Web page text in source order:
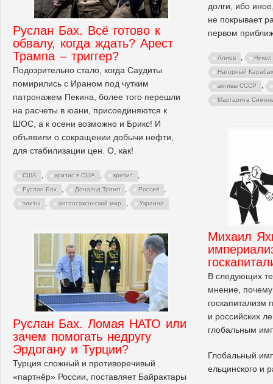
долги, ибо
не покрывает
первом
Алиев ,
Нагорный Карабах
активы СССР ,
Маргарита
Руслан Бах. Всё готово к
обвалу, когда ждать? Арест
Трампа – триггер?
Подозрительно стало, когда Саудиты
помирились с Ираном под чутким
патронажем Пекина, более того перешли
на расчеты в юани, присоединяются к
ШОС, а к осени возможно и Брикс! И
объявили о сокращении добычи нефти,
для стабилизации цен. О, как!
США , кризис в США , кризис ,
Руслан Бах , Дональд Трамп , Россия ,
элиты , англосаксонский мир , Украина
Михаил
В следующих
мнение,
госкапитализм
и российских
глобальным
Глобальный
ельцинского и
Руслан Бах. Ломая НАТО или
зачем помогать недругу
Эрдогану и Турции?
Турция сложный и противоречивый
«партнёр» России, поставляет Байрактары